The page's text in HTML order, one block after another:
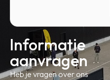
Informatie
aanvragen
Heb je vragen over ons